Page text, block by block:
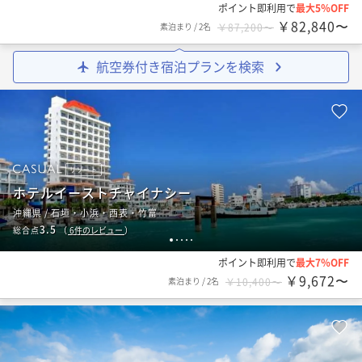
ポイント即利用で最大5％OFF
素泊まり /2名 ￥87,200〜 ￥82,840〜
航空券付き宿泊プランを検索
1 2 3 4 5
リゾート
ホテルイーストチャイナシー
沖縄県 / 石垣・小浜・西表・竹富
総合点3.5（6件のレビュー）
ポイント即利用で最大7％OFF
素泊まり /2名 ￥10,400〜 ￥9,672〜